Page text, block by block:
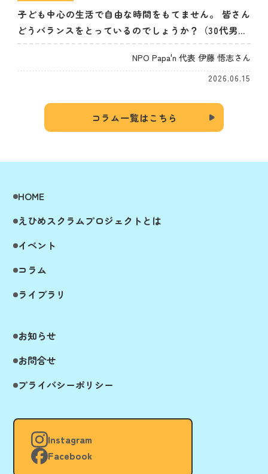
子ども中心の生活で自由な時間をもてません。 皆さん
どうバランスをとっているのでしょうか？（30代男
性）
NPO Papa'n 代表 伊藤 悟志さん
2026.06.15
コラム一覧はこちら
HOME
えひめスクラムプロジェクトとは
イベント
コラム
ライブラリ
お知らせ
お問合せ
プライバシーポリシー
Instagram
Facebook